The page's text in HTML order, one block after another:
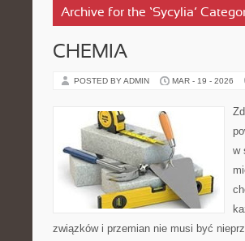
Archive for the ‘Sycylia’
CHEMIA
POSTED BY ADMIN MAR - 19 - 2026
w
związków i przemian nie musi być